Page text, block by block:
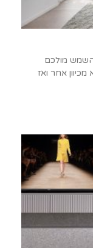
מולכם
אחר ואז